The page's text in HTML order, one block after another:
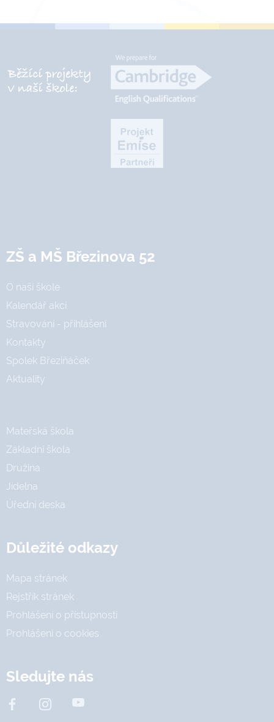
ZŠ a MŠ Březinova 52
O naší škole
Kalendář akcí
Stravování - přihlášení
Kontakty
Spolek Březiňáček
Aktuality
Mateřská škola
Základní škola
Družina
Jídelna
Úřední deska
Důležité odkazy
Mapa stránek
Rejstřík stránek
Prohlášení o přístupnosti
Prohlášení o cookies
Sledujte nás